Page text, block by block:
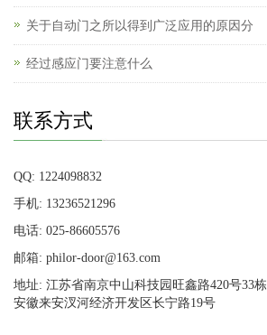
关于自动门之所以得到广泛应用的原因分
经过感应门要注意什么
联系方式
QQ: 1224098832
手机: 13236521296
电话: 025-86605576
邮箱: philor-door@163.com
地址: 江苏省南京中山科技园旺鑫路420号33栋
安徽来安汊河经济开发区长宁路19号